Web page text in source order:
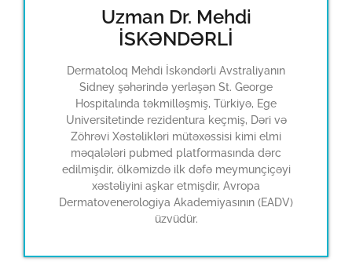
Uzman Dr. Mehdi
İSKƏNDƏRLİ
Dermatoloq Mehdi İskəndərli Avstraliyanın
Sidney şəhərində yerləşən St. George
Hospitalında təkmilləşmiş, Türkiyə, Ege
Universitetinde rezidentura keçmiş, Dəri və
Zöhrəvi Xəstəlikləri mütəxəssisi kimi elmi
məqalələri pubmed platformasında dərc
edilmişdir, ölkəmizdə ilk dəfə meymunçiçəyi
xəstəliyini aşkar etmişdir, Avropa
Dermatovenerologiya Akademiyasının (EADV)
üzvüdür.